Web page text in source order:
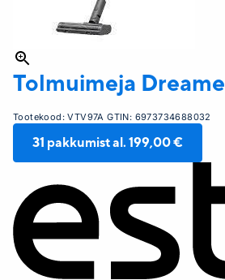
Tolmuimeja Dreame
Tootekood:VTV97A GTIN: 6973734688032
31 pakkumist al. 199,00 €